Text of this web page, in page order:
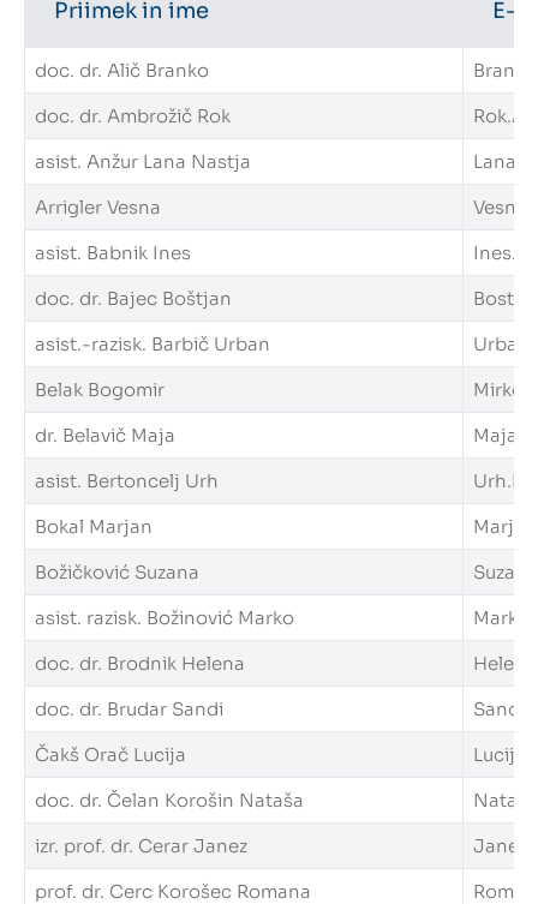
Intranet
Javna naročila
Center za raziskave vode UL
Priimek in ime E-
doc. dr. Alič Branko
doc. dr. Ambrožič Rok
asist. Anžur Lana Nastja
Arrigler Vesna
asist. Babnik Ines
doc. dr. Bajec Boštjan
asist.-razisk. Barbič Urban
Belak Bogomir
dr. Belavič Maja
asist. Bertoncelj Urh
Bokal Marjan
Božičković Suzana
asist. razisk. Božinović Marko
doc. dr. Brodnik Helena
doc. dr. Brudar Sandi
Čakš Orač Lucija
doc. dr. Čelan Korošin Nataša
izr. prof. dr. Cerar Janez
prof. dr. Cerc Korošec Romana